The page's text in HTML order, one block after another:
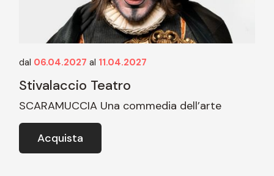
dal 06.04.2027 al 11.04.2027
Stivalaccio Teatro
SCARAMUCCIA Una commedia dell’arte
Acquista